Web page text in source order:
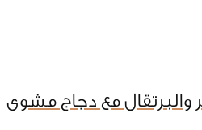
والبرتقال مع دجاج مشوى